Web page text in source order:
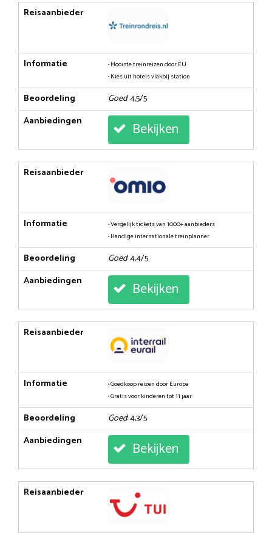
Reisaanbieder
Informatie
• Mooiste treinreizen door EU
• Kies uit hotels vlakbij station
Beoordeling Goed: 4,5/5
Aanbiedingen
Bekijken
Reisaanbieder
Informatie
• Vergelijk tickets van 1000+ aanbieders
• Handige internationale treinplanner
Beoordeling Goed: 4,4/5
Aanbiedingen
Bekijken
Reisaanbieder
Informatie
• Goedkoop reizen door Europa
• Gratis voor kinderen tot 11 jaar
Beoordeling Goed: 4,3/5
Aanbiedingen
Bekijken
Reisaanbieder